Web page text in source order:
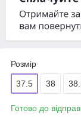
Розмір
37.5 38
Готово до